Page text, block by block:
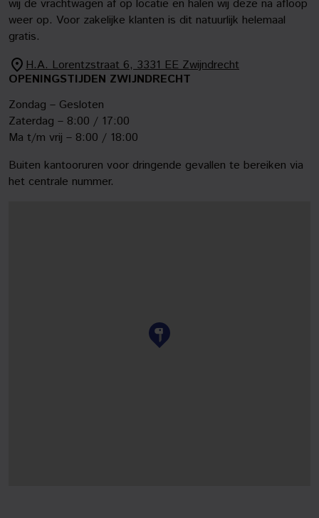
wij de vrachtwagen af op locatie en halen wij deze na afloop
weer op. Voor zakelijke klanten is dit natuurlijk helemaal
gratis.
H.A. Lorentzstraat 6, 3331 EE Zwijndrecht
OPENINGSTIJDEN ZWIJNDRECHT
Zondag – Gesloten
Zaterdag – 8:00 / 17:00
Ma t/m vrij – 8:00 / 18:00
Buiten kantooruren voor dringende gevallen te bereiken via
het centrale nummer.